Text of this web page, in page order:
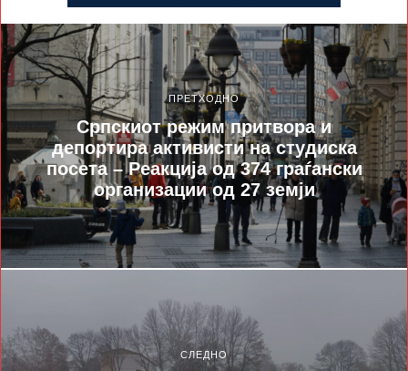
ПРЕТХОДНО
Српскиот режим притвора и
депортира активисти на студиска
посета – Реакција од 374 граѓански
организации од 27 земји
СЛЕДНО